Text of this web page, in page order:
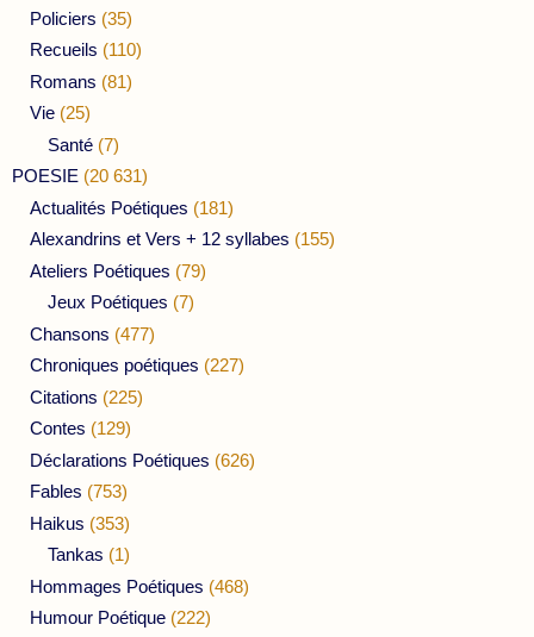
Policiers (35)
Recueils (110)
Romans (81)
Vie (25)
Santé (7)
POESIE (20 631)
Actualités Poétiques (181)
Alexandrins et Vers + 12 syllabes (155)
Ateliers Poétiques (79)
Jeux Poétiques (7)
Chansons (477)
Chroniques poétiques (227)
Citations (225)
Contes (129)
Déclarations Poétiques (626)
Fables (753)
Haikus (353)
Tankas (1)
Hommages Poétiques (468)
Humour Poétique (222)